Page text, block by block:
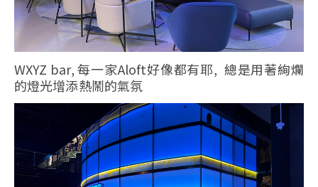
WXYZ bar, 每一家Aloft好像都有耶, 總是用著絢爛
的燈光增添熱鬧的氣氛